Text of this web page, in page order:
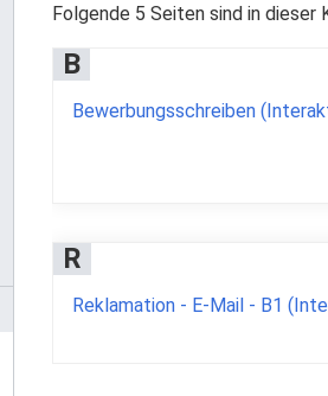
Folgende 5 Seiten sind in dieser
B
Bewerbungsschreiben
R
Reklamation - E-Mail - B1